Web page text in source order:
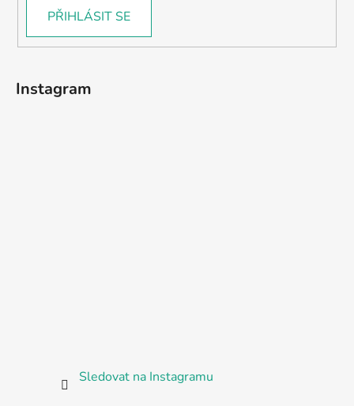
PŘIHLÁSIT SE
Instagram
Sledovat na Instagramu